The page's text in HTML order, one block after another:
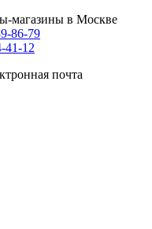
магазины в Москве
86-79
41-12
почта